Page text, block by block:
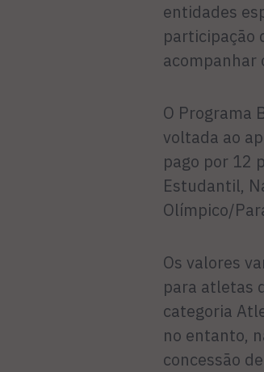
entidades
participação
acompanhar
O Programa
voltada ao
pago por 12
Estudantil,
Olímpico/
Os valores
para atletas
categoria
no entanto,
concessão